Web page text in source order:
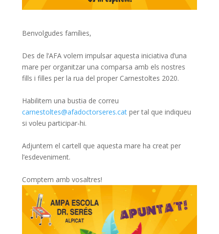
Benvolgudes famílies,
Des de l’AFA volem impulsar aquesta iniciativa d’una
mare per organitzar una comparsa amb els nostres
fills i filles per la rua del proper Carnestoltes 2020.
Habilitem una bustia de correu
carnestoltes@afadoctorseres.catper tal que indiqueu
si voleu participar-hi.
Adjuntem el cartell que aquesta mare ha creat per
l’esdeveniment.
Comptem amb vosaltres!